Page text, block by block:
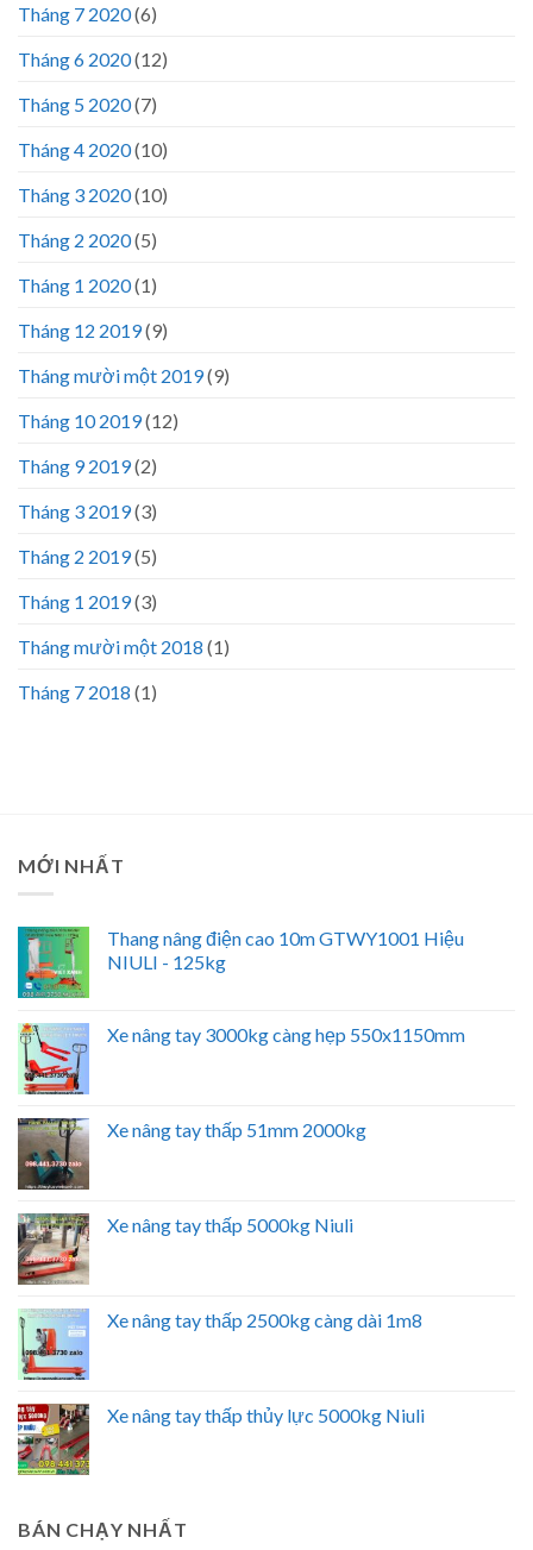
Tháng 7 2020(6)
Tháng 6 2020(12)
Tháng 5 2020(7)
Tháng 4 2020(10)
Tháng 3 2020(10)
Tháng 2 2020(5)
Tháng 1 2020(1)
Tháng 12 2019(9)
Tháng mười một 2019(9)
Tháng 10 2019(12)
Tháng 9 2019(2)
Tháng 3 2019(3)
Tháng 2 2019(5)
Tháng 1 2019(3)
Tháng mười một 2018 (1)
Tháng 7 2018 (1)
MỚI NHẤT
Thang nâng điện cao 10m GTWY1001 Hiệu
NIULI - 125kg
Xe nâng tay 3000kg càng hẹp 550x1150mm
Xe nâng tay thấp 51mm 2000kg
Xe nâng tay thấp 5000kg Niuli
Xe nâng tay thấp 2500kg càng dài 1m8
Xe nâng tay thấp thủy lực 5000kg Niuli
BÁN CHẠY NHẤT